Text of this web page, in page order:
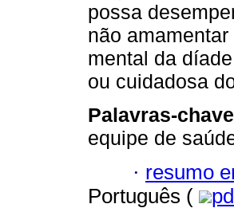
possa
não
mental da
ou cuidadosa
Palavras-
equipe de
· resumo
Português (